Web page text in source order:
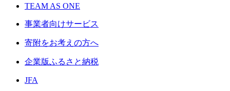
TEAM AS ONE
事業者向けサービス
寄附をお考えの方へ
企業版ふるさと納税
JFA